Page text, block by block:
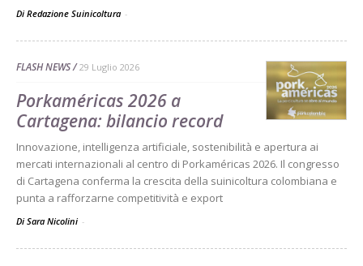
Di Redazione Suinicoltura -
FLASH NEWS 29 Luglio 2026
Porkaméricas 2026 a
Cartagena: bilancio record
Innovazione, intelligenza artificiale, sostenibilità e apertura ai
mercati internazionali al centro di Porkaméricas 2026. Il congresso
di Cartagena conferma la crescita della suinicoltura colombiana e
punta a rafforzarne competitività e export
Di Sara Nicolini -